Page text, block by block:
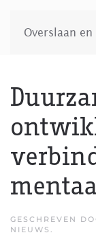
Overslaan
GESCHREVEN
NIEUWS .